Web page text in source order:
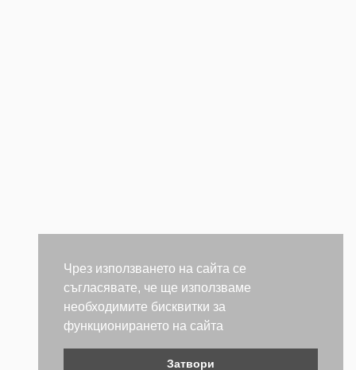
Чрез използването на сайта се
съгласявате, че ще използваме
необходимите бисквитки за
функционирането на сайта
Затвори